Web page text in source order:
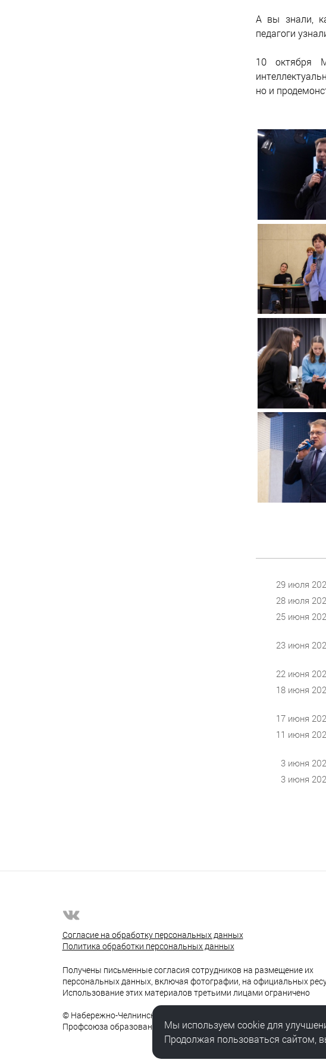
А вы знали,
педагоги
10 октября
но и
29 июля
28 июля
25 июня
23 июня
22 июня
18 июня
17 июня
11 июня
3 июня
3 июня
Согласие на обработку персональных данных
Политика обработки персональных данных
Получены письменные согласия сотрудников на размещение их
персональных данных, включая фотографии, на официальных
Использование этих материалов третьими лицами ограничено
© Набережно-Челнинская территориальная организация
Профсоюза образования
Мы используем cookie для
Продолжая пользоваться сайтом,